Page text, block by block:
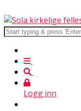
Logg inn